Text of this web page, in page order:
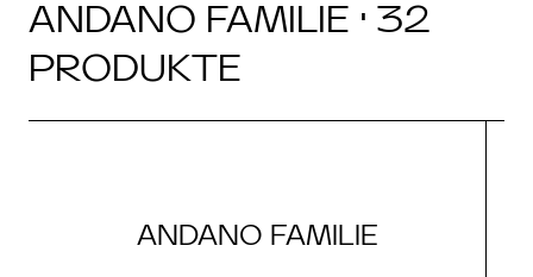
ANDANO FAMILIE · 32
PRODUKTE
ANDANO FAMILIE